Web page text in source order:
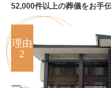
52,000件以上の葬儀をお手
理由
2